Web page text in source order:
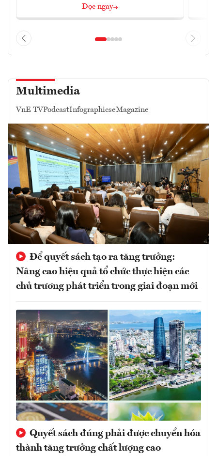
Đọc ngay
Multimedia
VnE TVPodcastInfographicseMagazine
Để quyết sách tạo ra tăng trưởng:
Nâng cao hiệu quả tổ chức thực hiện các
chủ trương phát triển trong giai đoạn mới
Quyết sách đúng phải được chuyển hóa
thành tăng trưởng chất lượng cao